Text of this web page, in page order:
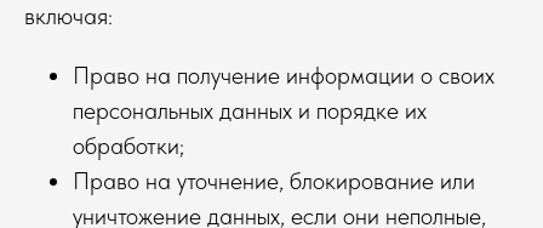
включая:
Право на получение информации о своих
персональных данных и порядке их
обработки;
Право на уточнение, блокирование или
уничтожение данных, если они неполные,